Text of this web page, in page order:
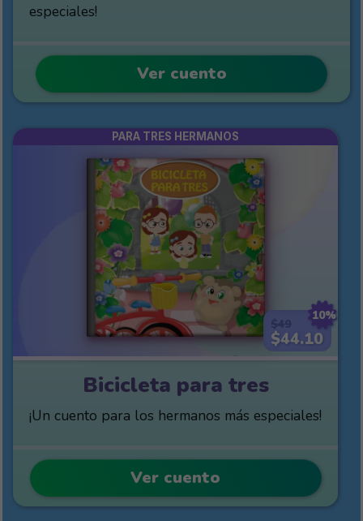
especiales!
Ver cuento
10%
$44.10
PARA TRES HERMANOS
Bicicleta para tres
¡Un cuento para los hermanos más especiales!
Ver cuento